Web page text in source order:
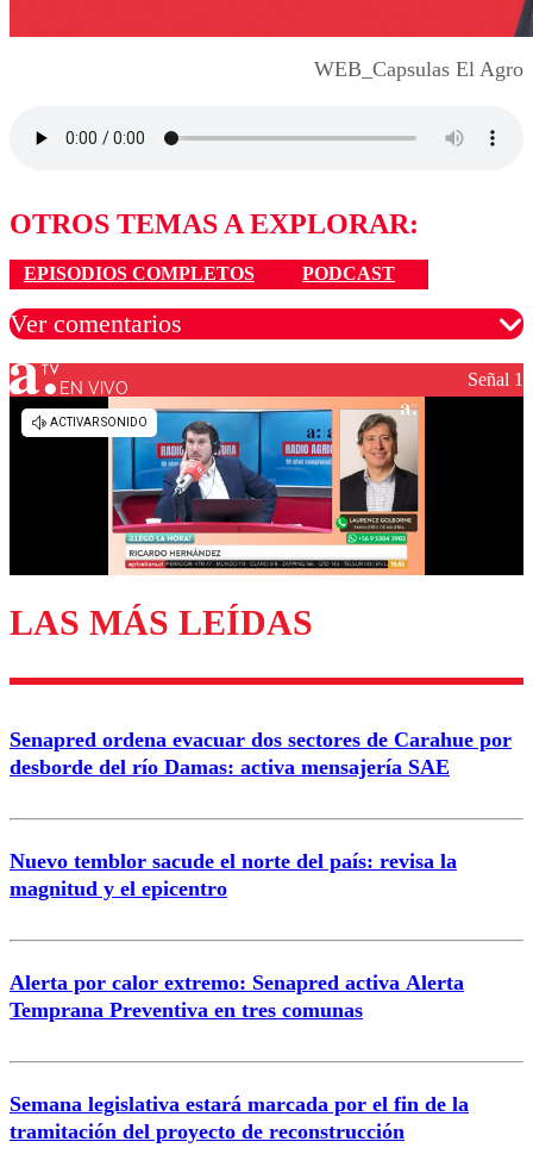
WEB_Capsulas El Agro
OTROS TEMAS A EXPLORAR:
EPISODIOS COMPLETOS PODCAST
Ver comentarios
Los comentarios son moderados para garantizar un
diálogo respetuoso.
Enviar comentario
EN VIVO Señal 1
LAS MÁS LEÍDAS
Senapred ordena evacuar dos sectores de Carahue por
desborde del río Damas: activa mensajería SAE
Nuevo temblor sacude el norte del país: revisa la
magnitud y el epicentro
Alerta por calor extremo: Senapred activa Alerta
Temprana Preventiva en tres comunas
Semana legislativa estará marcada por el fin de la
tramitación del proyecto de reconstrucción